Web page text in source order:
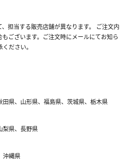
担当する販売店舗が異なります。 ご注文内
ございます。ご注文時にメールにてお知ら
ださい。
県、山形県、福島県、茨城県、栃木県
梨県、長野県
沖縄県